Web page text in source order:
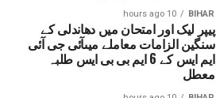
BIHAR
10 hours ago
پیپر لیک اور امتحان میں دھاندلی کے
سنگین الزامات معاملے میںآئی جی آئی
ایم ایس کے 6 ایم بی بی ایس طلبہ
معطل